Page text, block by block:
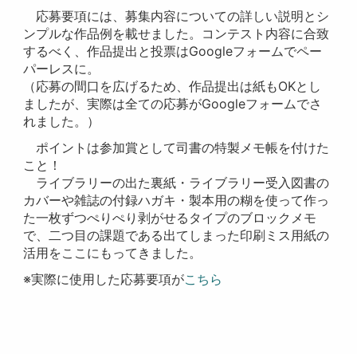
応募要項には、募集内容についての詳しい説明とシ
ンプルな作品例を載せました。コンテスト内容に合致
するべく、作品提出と投票はGoogleフォームでペー
パーレスに。
（応募の間口を広げるため、作品提出は紙もOKとし
ましたが、実際は全ての応募がGoogleフォームでさ
れました。）
ポイントは参加賞として司書の特製メモ帳を付けた
こと！
ライブラリーの出た裏紙・ライブラリー受入図書の
カバーや雑誌の付録ハガキ・製本用の糊を使って作っ
た一枚ずつぺりぺり剥がせるタイプのブロックメモ
で、二つ目の課題である出てしまった印刷ミス用紙の
活用をここにもってきました。
※実際に使用した応募要項がこちら